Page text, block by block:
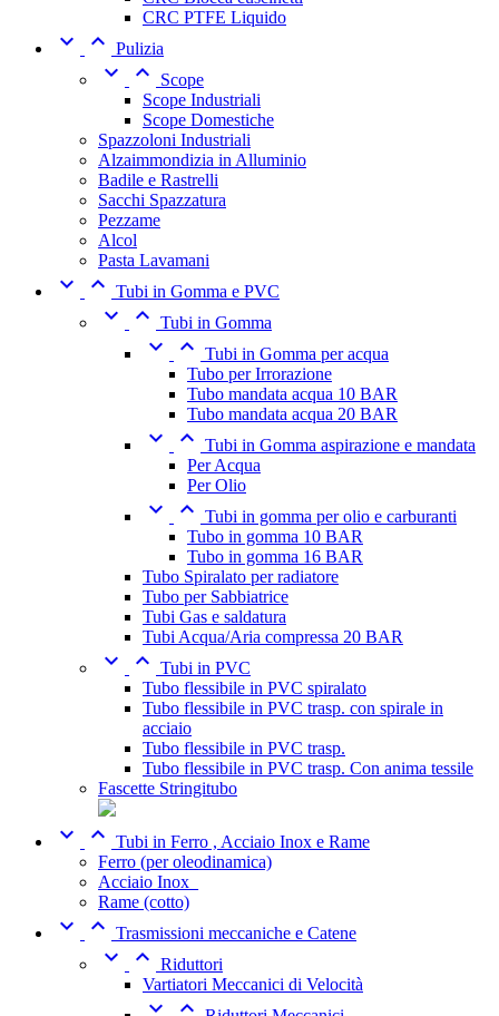
CRC PTFE Liquido
  Pulizia
 
Scope
Scope Industriali
Scope Domestiche
Spazzoloni Industriali
Alzaimmondizia in Alluminio
Badile e Rastrelli
Sacchi Spazzatura
Pezzame
Alcol
Pasta Lavamani
  Tubi in Gomma e PVC
  Tubi in Gomma
  Tubi in Gomma per acqua
Tubo per Irrorazione
Tubo mandata acqua 10 BAR
Tubo mandata acqua 20 BAR
  Tubi in Gomma aspirazione e mandata
Per Acqua
Per Olio
  Tubi in gomma per olio e carburanti
Tubo in gomma 10 BAR
Tubo in gomma 16 BAR
Tubo Spiralato per radiatore
Tubo per Sabbiatrice
Tubi Gas e saldatura
Tubi Acqua/Aria compressa 20 BAR
  Tubi in PVC
Tubo flessibile in PVC spiralato
Tubo flessibile in PVC trasp. con spirale in
acciaio
Tubo flessibile in PVC trasp.
Tubo flessibile in PVC trasp. Con anima tessile
Fascette Stringitubo
  Tubi in Ferro , Acciaio Inox e Rame
Ferro (per oleodinamica)
Acciaio Inox_
Rame (cotto)
  Trasmissioni meccaniche e Catene
  Riduttori
Vartiatori Meccanici di Velocità
 